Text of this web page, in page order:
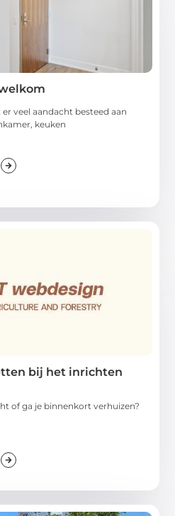
veel aandacht besteed aan
keuken
bij het inrichten
of ga je binnenkort verhuizen?